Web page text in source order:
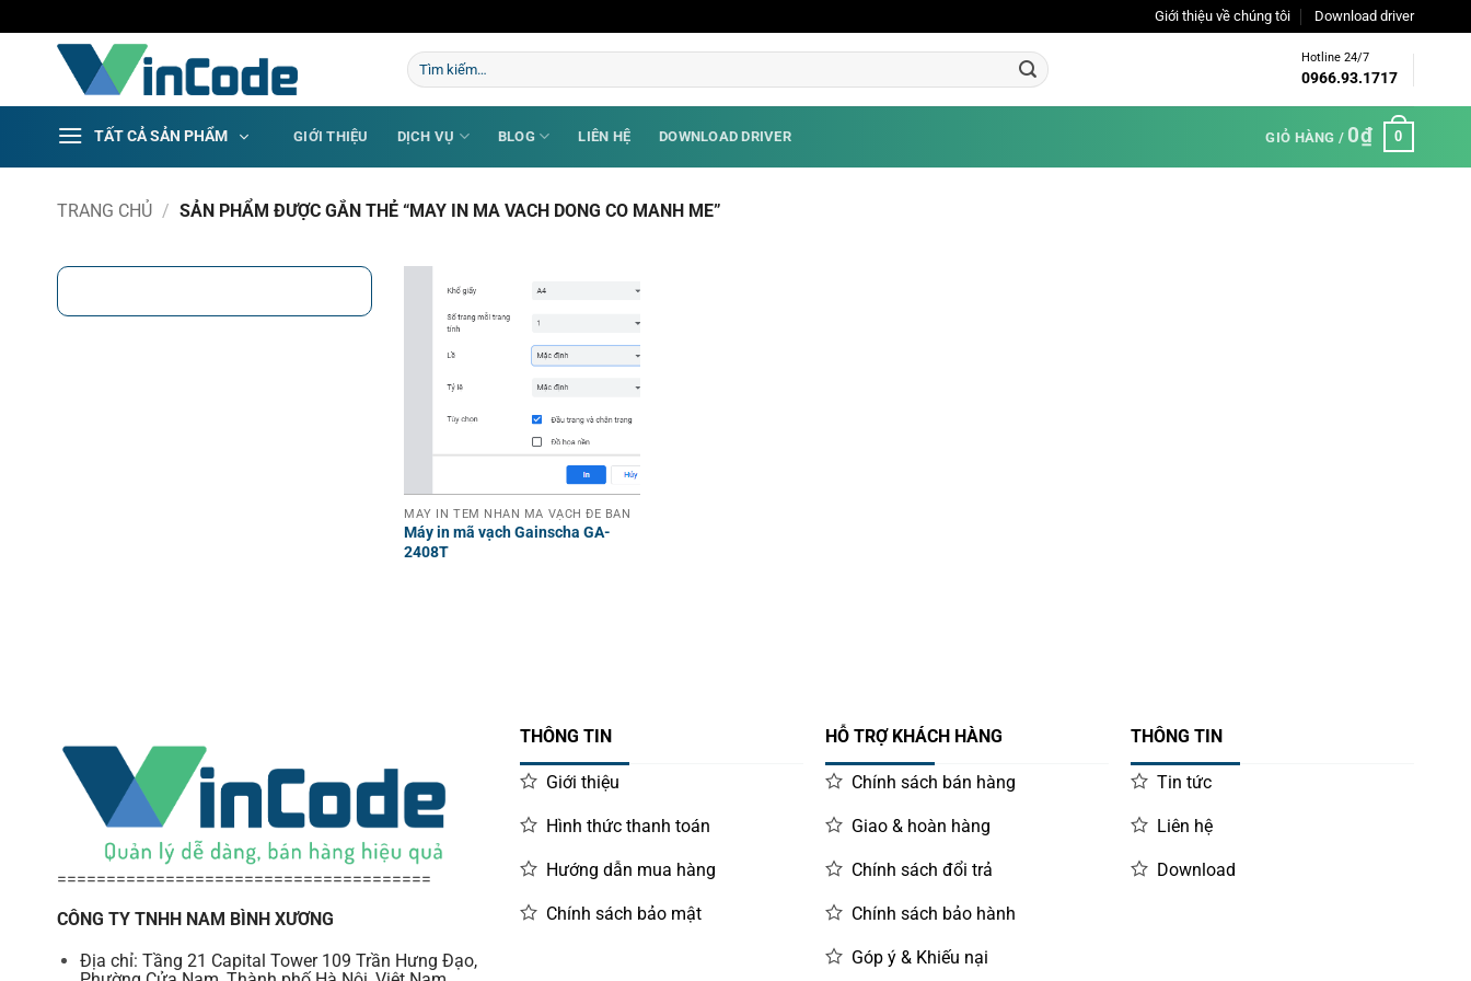
qua
Giới thiệu về chúng tôi Download driver
Tìm
kiếm:
Hotline 24/7
0966.93.1717
TẤT CẢ SẢN PHẨM GIỚI THIỆU DỊCH VỤ BLOG LIÊN HỆ DOWNLOAD DRIVER GIỎ HÀNG / 0₫ 0
TRANG CHỦ / SẢN PHẨM ĐƯỢC GẮN THẺ “MAY IN MA VACH DONG CO MANH ME”
MÁY IN TEM NHÃN MÃ VẠCH ĐỂ BÀN
Máy in mã vạch Gainscha GA-
2408T
======================================
CÔNG TY TNHH NAM BÌNH XƯƠNG
Địa chỉ: Tầng 21 Capital Tower 109 Trần Hưng Đạo,
THÔNG TIN
Giới thiệu
Hình thức thanh toán
Hướng dẫn mua hàng
Chính sách bảo mật
HỖ TRỢ KHÁCH HÀNG
Chính sách bán hàng
Giao & hoàn hàng
Chính sách đổi trả
Chính sách bảo hành
Góp ý & Khiếu nại
THÔNG TIN
Tin tức
Liên hệ
Download